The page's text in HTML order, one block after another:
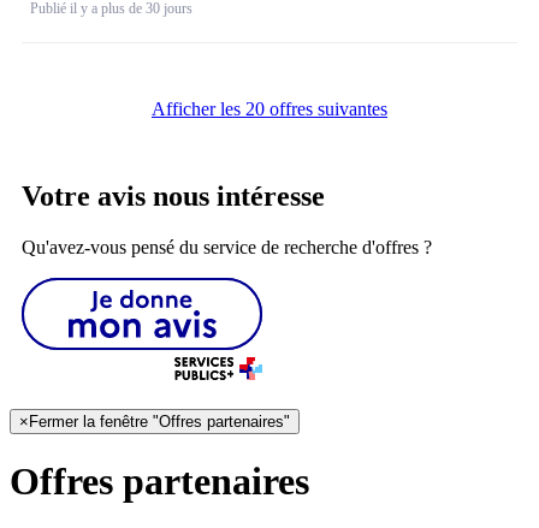
Publié il y a plus de 30 jours
Afficher les 20 offres suivantes
Votre avis nous intéresse
Qu'avez-vous pensé du service de recherche d'offres ?
×Fermer la fenêtre "Offres partenaires"
Offres partenaires